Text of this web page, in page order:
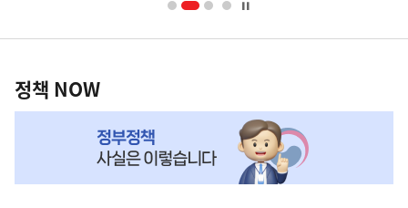
영
책
NOW,
정책 NOW